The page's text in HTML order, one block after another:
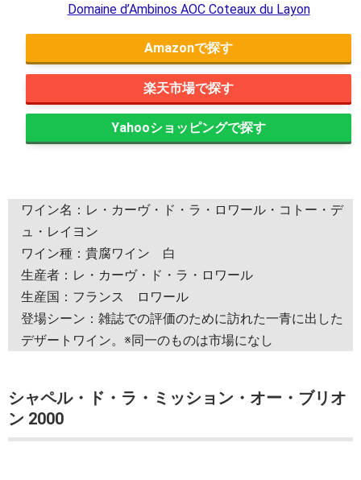
Domaine d’Ambinos AOC Coteaux du Layon
Amazon
楽天市場
Yahooショッピング
ワイン名：レ・カーヴ・ド・ラ・ロワール・コトー・デ
ュ・レイヨン
ワイン種：貴腐ワイン 白
生産者：レ・カーヴ・ド・ラ・ロワール
生産国：フランス ロワール
登場シーン：雑誌での評価のために訪れた一青に出した
デザートワイン。※同一のものは市場になし
シャペル・ド・ラ・ミッション・オー・ブリオ
ン 2000